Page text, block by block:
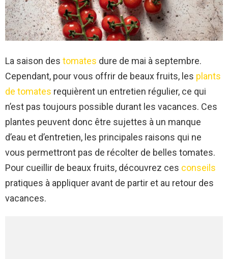
La saison des tomates dure de mai à septembre.
Cependant, pour vous offrir de beaux fruits, les plants
de tomates requièrent un entretien régulier, ce qui
n’est pas toujours possible durant les vacances. Ces
plantes peuvent donc être sujettes à un manque
d’eau et d’entretien, les principales raisons qui ne
vous permettront pas de récolter de belles tomates.
Pour cueillir de beaux fruits, découvrez ces conseils
pratiques à appliquer avant de partir et au retour des
vacances.